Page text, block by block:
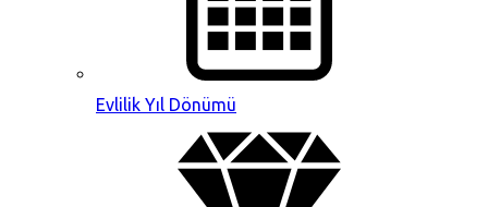
Evlilik Yıl Dönümü